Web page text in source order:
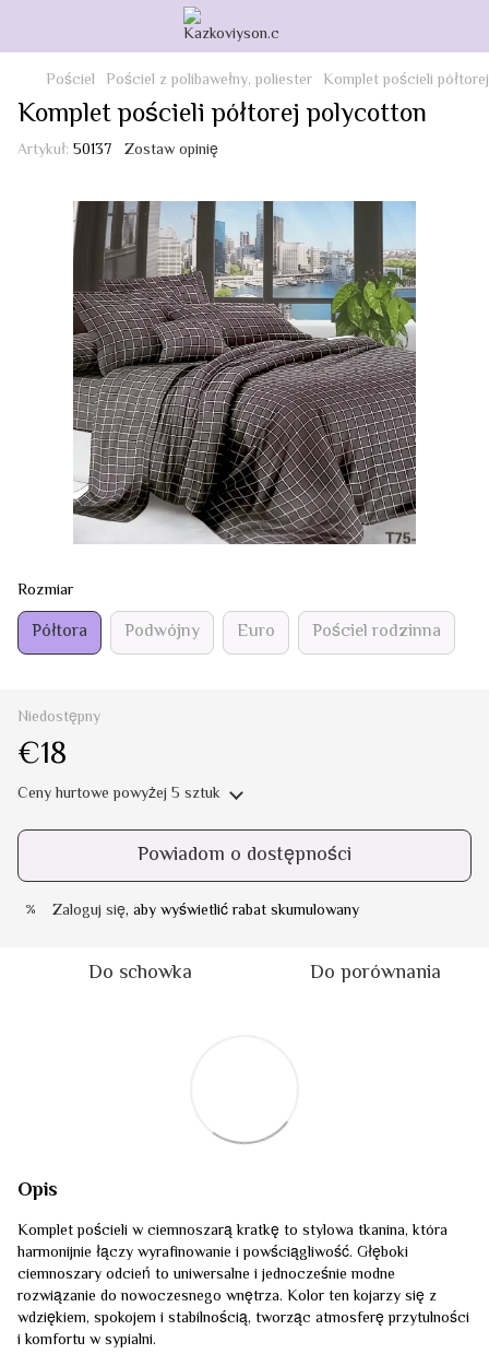
Pościel Pościel z polibawełny, poliester Komplet pościeli
Komplet pościeli półtorej polycotton
Artykuł: 50137 Zostaw opinię
Rozmiar
Półtora Podwójny Euro Pościel rodzinna
Niedostępny
€18
Ceny hurtowepowyżej 5 sztuk
Powiadom o dostępności
% Zaloguj się, aby wyświetlić rabat skumulowany
Do schowka Do porównania
Opis
Komplet pościeli w ciemnoszarą kratkę to stylowa tkanina, która
harmonijnie łączy wyrafinowanie i powściągliwość. Głęboki
ciemnoszary odcień to uniwersalne i jednocześnie modne
rozwiązanie do nowoczesnego wnętrza. Kolor ten kojarzy się z
wdziękiem, spokojem i stabilnością, tworząc atmosferę przytulności
i komfortu w sypialni.